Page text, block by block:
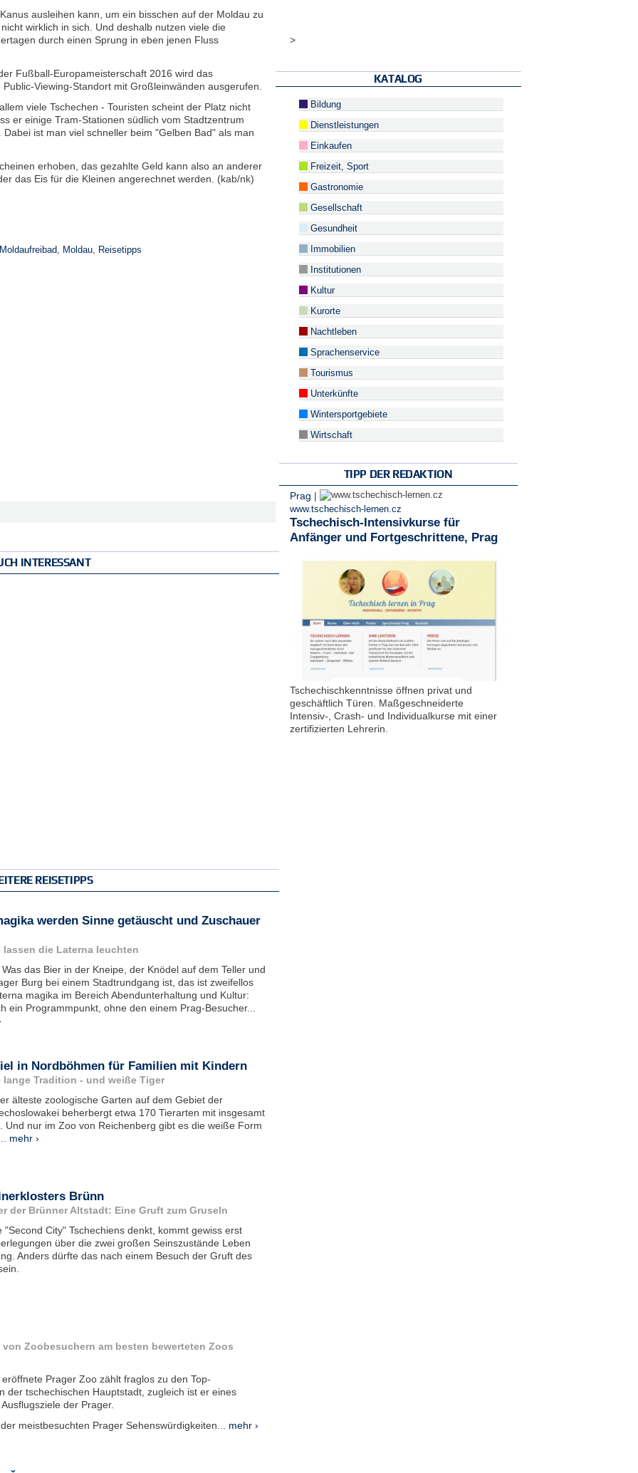
ausleihen kann, um ein bisschen auf der Moldau zu
wirklich in sich. Und deshalb nutzen viele die
durch einen Sprung in eben jenen Fluss
Fußball-Europameisterschaft 2016 wird das
Viewing-Standort mit Großleinwänden ausgerufen.
viele Tschechen - Touristen scheint der Platz nicht
er einige Tram-Stationen südlich vom Stadtzentrum
ist man viel schneller beim "Gelben Bad" als man
erhoben, das gezahlte Geld kann also an anderer
das Eis für die Kleinen angerechnet werden. (kab/nk)
Moldau, Reisetipps
INTERESSANT
REISETIPPS
werden Sinne getäuscht und Zuschauer
lassen die Laterna leuchten
das Bier in der Kneipe, der Knödel auf dem Teller und
Burg bei einem Stadtrundgang ist, das ist zweifellos
magika im Bereich Abendunterhaltung und Kultur:
ein Programmpunkt, ohne den einem Prag-Besucher...
in Nordböhmen für Familien mit Kindern
Tradition - und weiße Tiger
älteste zoologische Garten auf dem Gebiet der
beherbergt etwa 170 Tierarten mit insgesamt
Und nur im Zoo von Reichenberg gibt es die weiße Form
mehr ›
Brünn
der Brünner Altstadt: Eine Gruft zum Gruseln
"Second City" Tschechiens denkt, kommt gewiss erst
über die zwei großen Seinszustände Leben
Anders dürfte das nach einem Besuch der Gruft des
Zoobesuchern am besten bewerteten Zoos
Prager Zoo zählt fraglos zu den Top-
der tschechischen Hauptstadt, zugleich ist er eines
der Prager.
meistbesuchten Prager Sehenswürdigkeiten... mehr ›
>
KATALOG
Bildung
Dienstleistungen
Einkaufen
Freizeit, Sport
Gastronomie
Gesellschaft
Gesundheit
Immobilien
Institutionen
Kultur
Kurorte
Nachtleben
Sprachenservice
Tourismus
Unterkünfte
Wintersportgebiete
Wirtschaft
TIPP DER REDAKTION
Prag |
www.tschechisch-lernen.cz
Tschechisch-Intensivkurse für
Anfänger und Fortgeschrittene, Prag
Tschechischkenntnisse öffnen privat und
geschäftlich Türen. Maßgeschneiderte
Intensiv-, Crash- und Individualkurse mit einer
zertifizierten Lehrerin.